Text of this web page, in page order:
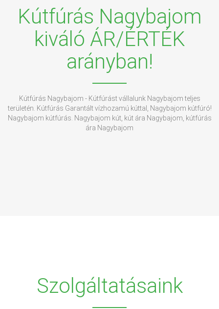
Kútfúrás Nagybajom
kiváló ÁR/ÉRTÉK
arányban!
Kútfúrás Nagybajom - Kútfúrást vállalunk Nagybajom teljes
területén. Kútfúrás Garantált vízhozamú kúttal, Nagybajom kútfúró!
Nagybajom kútfúrás. Nagybajom kút, kút ára Nagybajom, kútfúrás
ára Nagybajom
Szolgáltatásaink